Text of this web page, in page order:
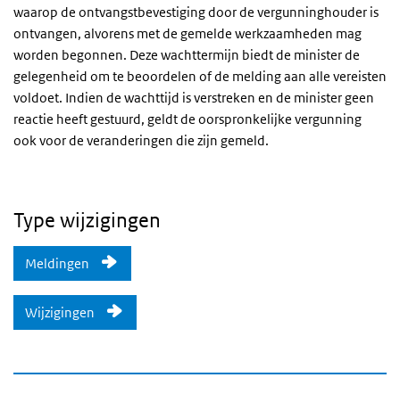
waarop de ontvangstbevestiging door de vergunninghouder is
ontvangen, alvorens met de gemelde werkzaamheden mag
worden begonnen. Deze wachttermijn biedt de minister de
gelegenheid om te beoordelen of de melding aan alle vereisten
voldoet. Indien de wachttijd is verstreken en de minister geen
reactie heeft gestuurd, geldt de oorspronkelijke vergunning
ook voor de veranderingen die zijn gemeld.
Type wijzigingen
Meldingen
Wijzigingen